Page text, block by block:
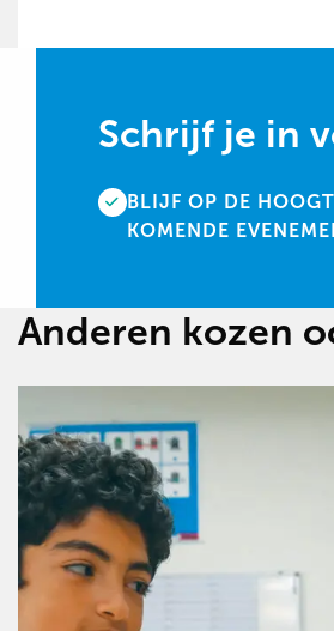
Schrijf je in
BLIJF OP DE
KOMENDE
Anderen kozen